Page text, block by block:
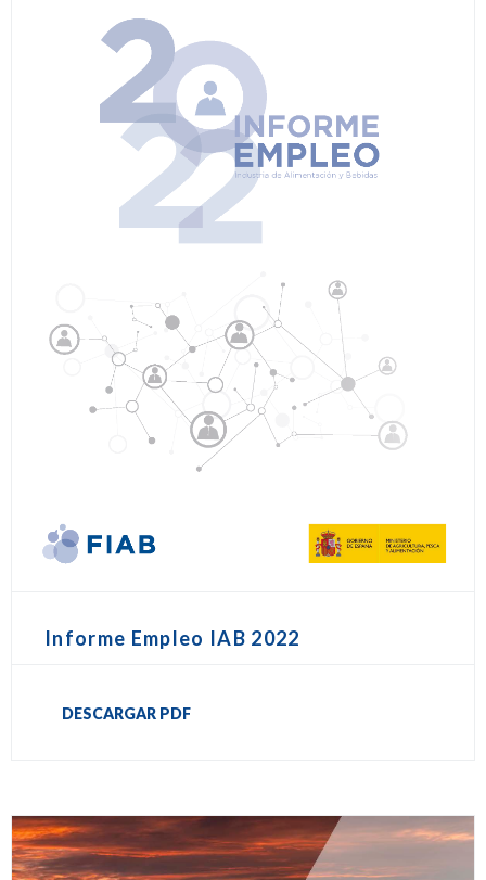
Informe Empleo IAB 2022
DESCARGAR PDF